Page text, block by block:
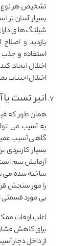
تشخیص هر نوع
بسیار آسان تر
شیلنگ های
بازدید و
استفاده و
اختلال ایجاد
اختلال اجتناب
انبر تست
همان طور که
به آسیب می
گاهی آسیب
بسیار
آزمایش سم است.
ساخته شده می
را مور سنجش
بی مورد قسمتی
اغلب اوقات
برای کاهش
از داخل دچار